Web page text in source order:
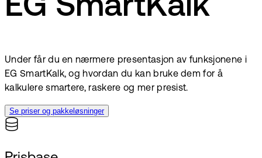
EG SmartKalk
Under får du en nærmere presentasjon av funksjonene i
EG SmartKalk, og hvordan du kan bruke dem for å
kalkulere smartere, raskere og mer presist.
Se priser og pakkeløsninger